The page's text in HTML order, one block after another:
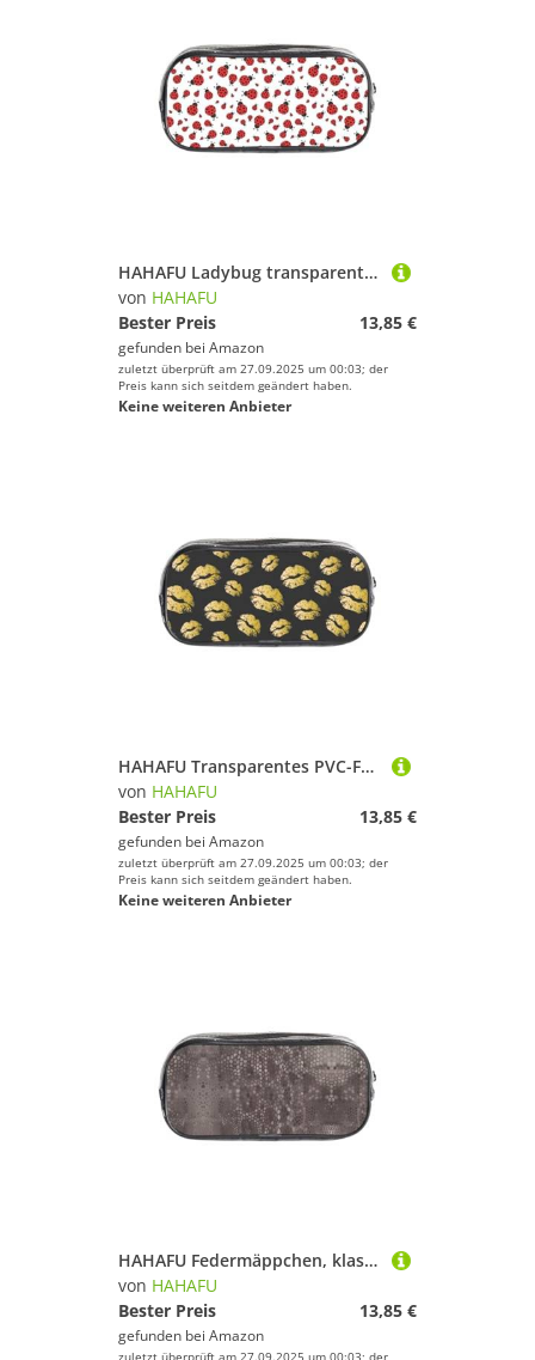
HAHAFU Ladybug transparentes PVC-Federmäppchen, transparente Make-up-Tasche für Schule, Büro, Reisen, Fitnessstudio, Zubehör, Organizer (komplett bedruckte Vorderseite)
von HAHAFU
Bester Preis
13,85 €
gefunden bei Amazon
zuletzt überprüft am 27.09.2025 um 00:03; der
Preis kann sich seitdem geändert haben.
Keine weiteren Anbieter
HAHAFU Transparentes PVC-Federmäppchen mit goldenen Lippen, transparente Make-up-Tasche für Schule, Büro, Reisen, Fitnessstudio, Zubehör (komplett bedruckte Vorderseite)
von HAHAFU
Bester Preis
13,85 €
gefunden bei Amazon
zuletzt überprüft am 27.09.2025 um 00:03; der
Preis kann sich seitdem geändert haben.
Keine weiteren Anbieter
HAHAFU Federmäppchen, klassisches Schlangenhaut, transparent, Make-up-Tasche für Schule, Büro, Reisen, Fitnessstudio, Zubehör, Organizer (komplett bedruckte Vorderseite)
von HAHAFU
Bester Preis
13,85 €
gefunden bei Amazon
zuletzt überprüft am 27.09.2025 um 00:03; der